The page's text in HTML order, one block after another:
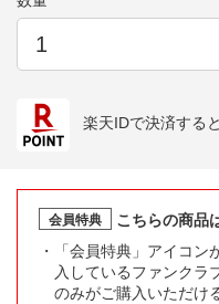
楽天IDで決済すると
会員特典
こちらの商品
「会員特典」アイコ
入しているファンクラ
のみがご購入いただけ